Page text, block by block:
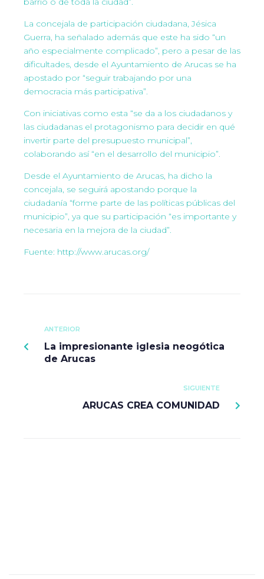
La concejala de participación ciudadana, Jésica
Guerra, ha señalado además que este ha sido “un
año especialmente complicado”, pero a pesar de las
dificultades, desde el Ayuntamiento de Arucas se ha
apostado por “seguir trabajando por una
democracia más participativa”.
Con iniciativas como esta “se da a los ciudadanos y
las ciudadanas el protagonismo para decidir en qué
invertir parte del presupuesto municipal”,
colaborando así “en el desarrollo del municipio”.
Desde el Ayuntamiento de Arucas, ha dicho la
concejala, se seguirá apostando porque la
ciudadanía “forme parte de las políticas públicas del
municipio”, ya que su participación “es importante y
necesaria en la mejora de la ciudad”.
Fuente: http://www.arucas.org/
ANTERIOR
La impresionante iglesia neogótica
de Arucas
SIGUIENTE
ARUCAS CREA COMUNIDAD